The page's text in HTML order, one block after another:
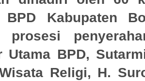
BPD Kabupaten
prosesi
Utama BPD,
Religi, H.